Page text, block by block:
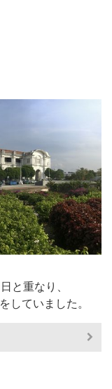
と重なり、
していました。